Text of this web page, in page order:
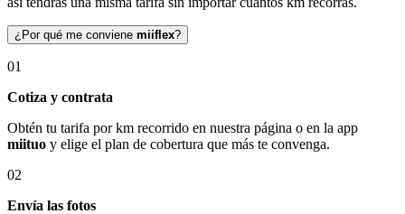
¿Por qué me conviene miiflex?
01
Cotiza y contrata
Obtén tu tarifa por km recorrido en nuestra página o en la app
miituo y elige el plan de cobertura que más te convenga.
02
Envía las fotos